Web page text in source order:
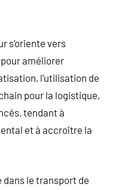
s’oriente vers
améliorer
l’utilisation de
pour la logistique,
tendant à
et à accroître la
le transport de